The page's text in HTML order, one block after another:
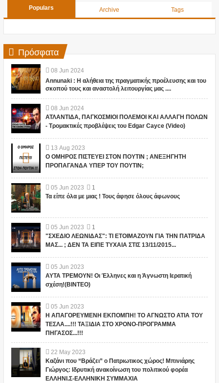
Populars Archive Tags
Πρόσφατα
08 Jun 2024
Annunaki : Η αλήθεια της πραγματικής προέλευσης και του
σκοπού τους και αναστολή λειτουργίας μας ....
08 Jun 2024
ΑΤΛΑΝΤΙΔΑ, ΠΑΓΚΟΣΜΙΟΙ ΠΟΛΕΜΟΙ ΚΑΙ ΑΛΛΑΓΗ ΠΟΛΩΝ
- Τρομακτικές προβλέψεις του Edgar Cayce (Video)
13 Aug 2023
Ο ΟΜΗΡΟΣ ΠΙΣΤΕΥΕΙ ΣΤΟΝ ΠΟΥΤΙΝ ; ΑΝΕΞΗΓΗΤΗ
ΠΡΟΠΑΓΑΝΔΑ ΥΠΕΡ ΤΟΥ ΠΟΥΤΙΝ;
05 Jun 2023
1
Τα είπε όλα με μιας ! Τους άφησε όλους άφωνους
05 Jun 2023
1
"ΣΧΕΔΙΟ ΛΕΩΝΙΔΑΣ": ΤΙ ΕΤΟΙΜΑΖΟΥΝ ΓΙΑ ΤΗΝ ΠΑΤΡΙΔΑ
ΜΑΣ... ; ΔΕΝ ΤΑ ΕΙΠΕ ΤΥΧΑΙΑ ΣΤΙΣ 13/11/2015...
05 Jun 2023
ΑΥΤΑ ΤΡΕΜΟΥΝ! Οι Έλληνες και η Άγνωστη Ιερατική
σχέση!(ΒΙΝΤΕΟ)
05 Jun 2023
Η ΑΠΑΓΟΡΕΥΜΕΝΗ ΕΚΠΟΜΠΗ! ΤΟ ΑΓΝΩΣΤΟ ΑΤΙΑ ΤΟΥ
ΤΕΣΛΑ....!!! ΤΑΞΙΔΙΑ ΣΤΟ ΧΡΟΝΟ-ΠΡΟΓΡΑΜΜΑ
ΠΗΓΑΣΟΣ...!!!
22 May 2023
Καζάνι που “Βράζει” ο Πατριωτικος χώρος! Μπινιάρης
Γιώργος: Ιδρυτική ανακοίνωση του πολιτικού φορέα
ΕΛΛΗΝΙ.Σ-ΕΛΛΗΝΙΚΗ ΣΥΜΜΑΧΙΑ